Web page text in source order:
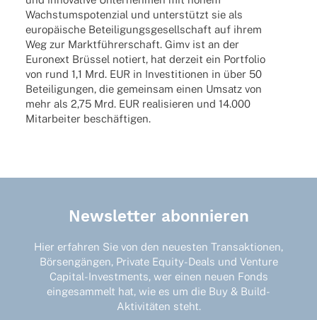
Wachs­tums­po­ten­zial und unter­stützt sie als
euro­päi­sche Betei­li­gungs­ge­sell­schaft auf ihrem
Weg zur Markt­füh­rer­schaft. Gimv ist an der
Euron­ext Brüs­sel notiert, hat derzeit ein Port­fo­lio
von rund 1,1 Mrd. EUR in Inves­ti­tio­nen in über 50
Betei­li­gun­gen, die gemein­sam einen Umsatz von
mehr als 2,75 Mrd. EUR reali­sie­ren und 14.000
Mitar­bei­ter beschäftigen.
Newsletter abonnieren
Hier erfahren Sie von den neuesten Transaktionen,
Börsengängen, Private Equity-Deals und Venture
Capital-Investments, wer einen neuen Fonds
eingesammelt hat, wie es um die Buy & Build-
Aktivitäten steht.